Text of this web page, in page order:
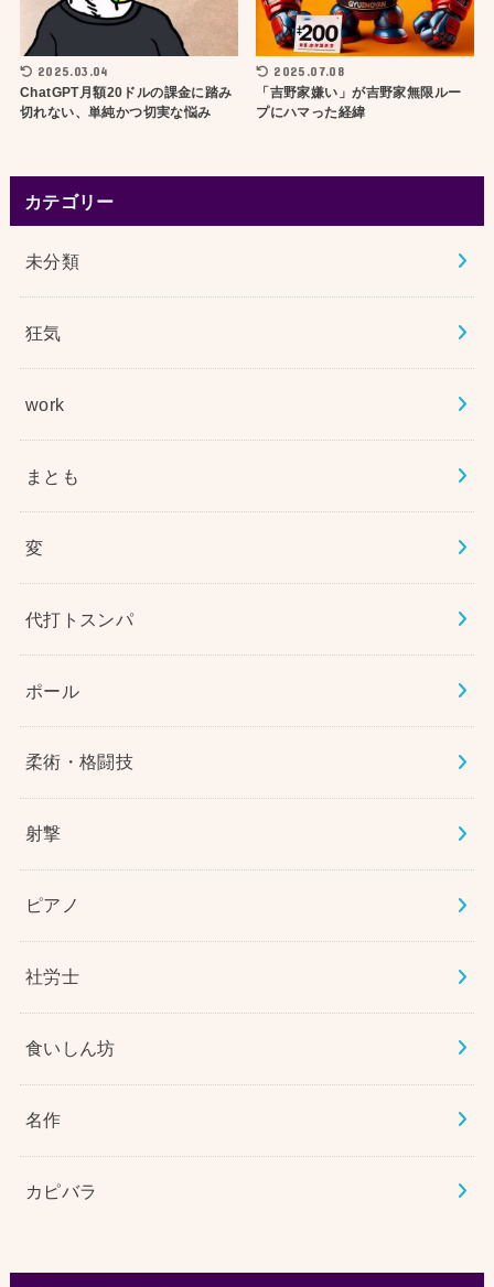
2025.03.04
ChatGPT月額20ドルの課金に踏み
切れない、単純かつ切実な悩み
2025.07.08
「吉野家嫌い」が吉野家無限ルー
プにハマった経緯
カテゴリー
未分類
狂気
work
まとも
変
代打トスンパ
ポール
柔術・格闘技
射撃
ピアノ
社労士
食いしん坊
名作
カピバラ